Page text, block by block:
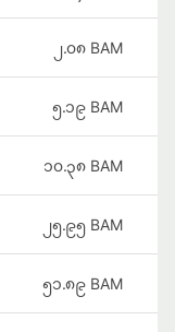
၂.၀၈ BAM
၅.၁၉ BAM
၁၀.၃၈ BAM
၂၅.၉၅ BAM
၅၁.၈၉ BAM